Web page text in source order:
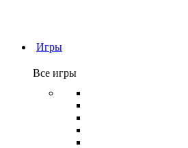
Игры
Все игры